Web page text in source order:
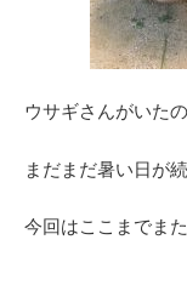
ウサギさんがいた
まだまだ暑い日が
今回はここまでま